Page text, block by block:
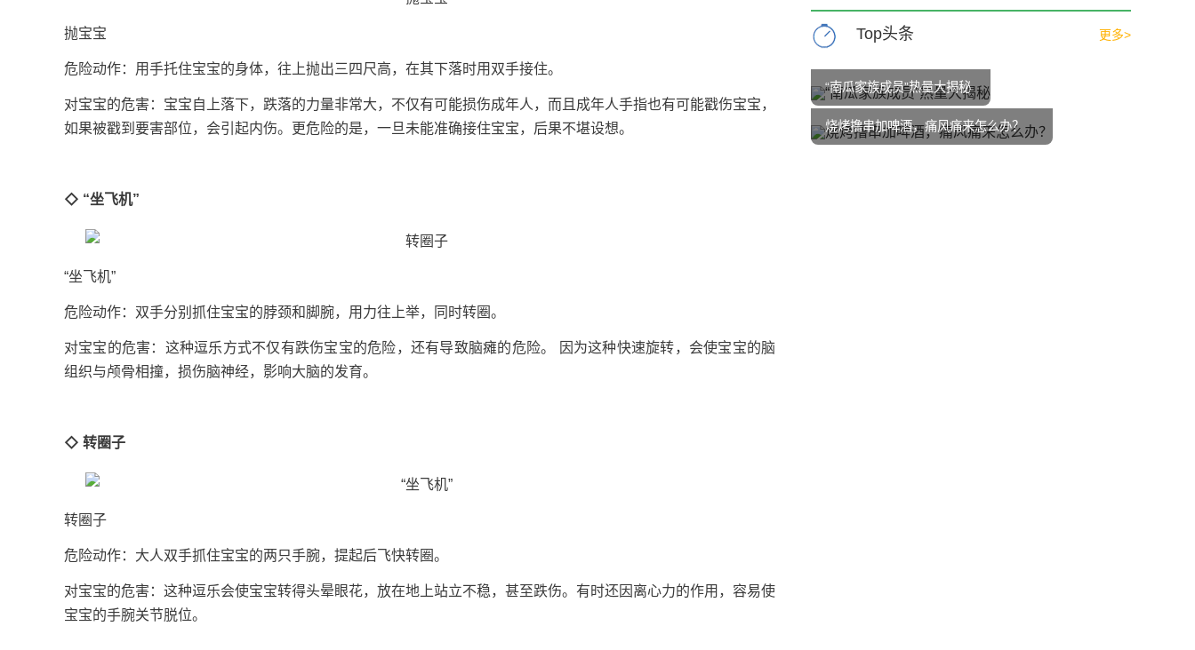
抛宝宝
危险动作：用手托住宝宝的身体，往上抛出三四尺高，在其下落时用双手接住。
对宝宝的危害：宝宝自上落下，跌落的力量非常大，不仅有可能损伤成年人，而且成年人手指也有可能戳伤宝宝，
如果被戳到要害部位，会引起内伤。更危险的是，一旦未能准确接住宝宝，后果不堪设想。
◇ “坐飞机”
“坐飞机”
危险动作：双手分别抓住宝宝的脖颈和脚腕，用力往上举，同时转圈。
对宝宝的危害：这种逗乐方式不仅有跌伤宝宝的危险，还有导致脑瘫的危险。 因为这种快速旋转，会使宝宝的脑
组织与颅骨相撞，损伤脑神经，影响大脑的发育。
◇ 转圈子
转圈子
危险动作：大人双手抓住宝宝的两只手腕，提起后飞快转圈。
对宝宝的危害：这种逗乐会使宝宝转得头晕眼花，放在地上站立不稳，甚至跌伤。有时还因离心力的作用，容易使
宝宝的手腕关节脱位。
Top头条 更多>
“南瓜家族成员”热量大揭秘
烧烤撸串加啤酒，痛风痛来怎么办？